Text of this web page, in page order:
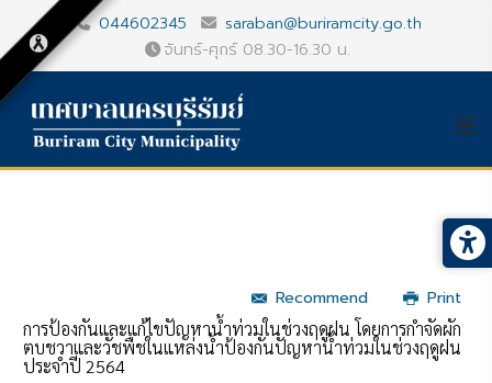
044602345
saraban@buriramcity.go.th
จันทร์-ศุกร์ 08.30-16.30 น.
Recommend
Print
การป้องกันและแก้ไขปัญหาน้ำท่วมในช่วงฤดูฝน โดยการกำจัดผัก
ตบชวาและวัชพืชในแหล่งน้ำป้องกันปัญหาน้ำท่วมในช่วงฤดูฝน
ประจำปี 2564